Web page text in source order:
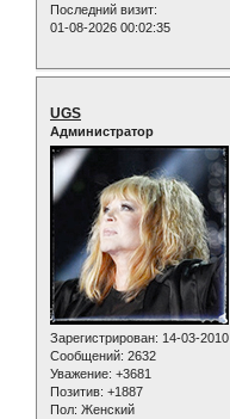
Последний визит:
01-08-2026 00:02:35
UGS
Администратор
Зарегистрирован: 14-03-2010
Сообщений: 2632
Уважение: +3681
Позитив: +1887
Пол: Женский